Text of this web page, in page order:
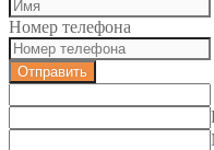
Номер телефона
Отправить